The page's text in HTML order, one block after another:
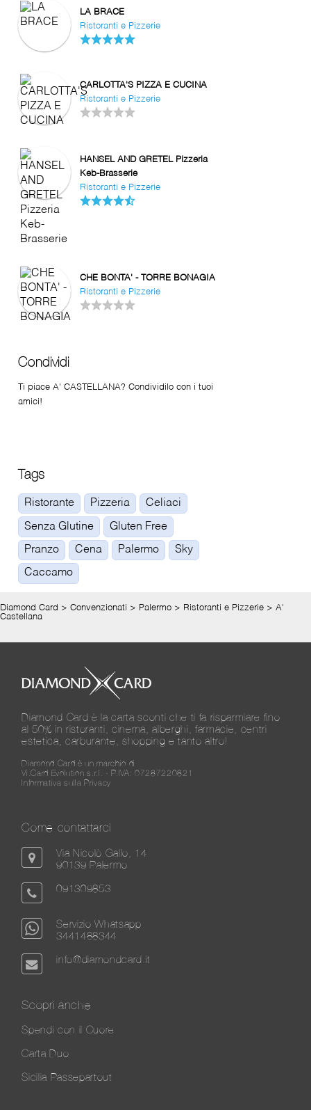
LA BRACE
Ristoranti e Pizzerie
CARLOTTA'S PIZZA E CUCINA
Ristoranti e Pizzerie
HANSEL AND GRETEL Pizzeria
Keb-Brasserie
Ristoranti e Pizzerie
CHE BONTA' - TORRE BONAGIA
Ristoranti e Pizzerie
Condividi
Ti piace A' CASTELLANA? Condividilo con i tuoi
amici!
Tags
Ristorante Pizzeria Celiaci
Senza Glutine Gluten Free
Pranzo Cena Palermo Sky
Caccamo
Diamond Card > Convenzionati > Palermo > Ristoranti e Pizzerie > A'
Castellana
Diamond Card è la carta sconti che ti fa risparmiare fino
al 50% in ristoranti, cinema, alberghi, farmacie, centri
estetica, carburante, shopping e tanto altro!
Diamond Card è un marchio di
Vi.Card Evolution s.r.l. - P.IVA: 07287220821
Informativa sulla Privacy
Come contattarci
Via Nicolò Gallo, 14
90139 Palermo
091309853
Servizio Whatsapp
3441488344
info@diamondcard.it
Scopri anche
Spendi con il Cuore
Carta Duo
Sicilia Passepartout